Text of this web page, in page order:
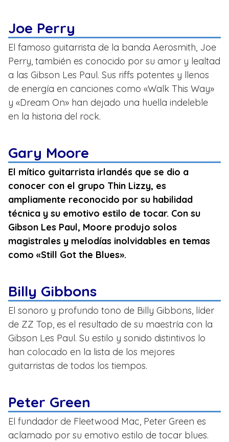
Joe Perry
El famoso guitarrista de la banda Aerosmith, Joe
Perry, también es conocido por su amor y lealtad
a las Gibson Les Paul. Sus riffs potentes y llenos
de energía en canciones como «Walk This Way»
y «Dream On» han dejado una huella indeleble
en la historia del rock.
Gary Moore
El mítico guitarrista irlandés que se dio a
conocer con el grupo Thin Lizzy, es
ampliamente reconocido por su habilidad
técnica y su emotivo estilo de tocar. Con su
Gibson Les Paul, Moore produjo solos
magistrales y melodías inolvidables en temas
como «Still Got the Blues».
Billy Gibbons
El sonoro y profundo tono de Billy Gibbons, líder
de ZZ Top, es el resultado de su maestría con la
Gibson Les Paul. Su estilo y sonido distintivos lo
han colocado en la lista de los mejores
guitarristas de todos los tiempos.
Peter Green
El fundador de Fleetwood Mac, Peter Green es
aclamado por su emotivo estilo de tocar blues.